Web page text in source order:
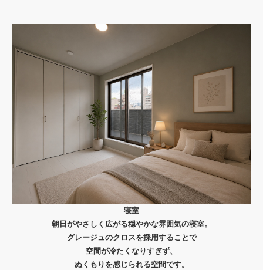
寝室
朝日がやさしく広がる穏やかな雰囲気の寝室。
グレージュのクロスを採用することで
空間が冷たくなりすぎず、
ぬくもりを感じられる空間です。